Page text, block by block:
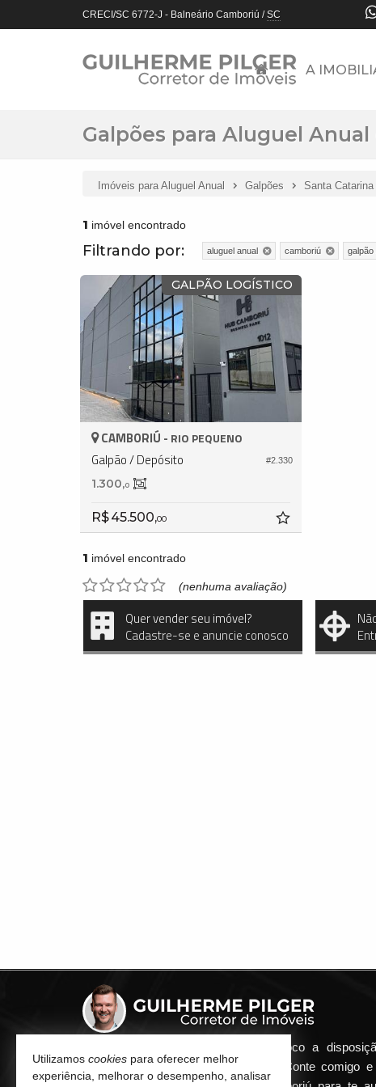
CRECI/SC 6772-J - Balneário Camboriú /SC
A
Galpões para Aluguel
Imóveis para Aluguel Anual Galpões Santa Catarina
1 imóvel encontrado
Filtrando por: aluguel anual camboriú galpão
GALPÃO LOGÍSTICO
#2.330
CAMBORIÚ - RIO PEQUENO
Galpão / Depósito
1.300,0
R$ 45.500,00
1 imóvel encontrado
(nenhuma avaliação)
Quer vender seu imóvel?
Cadastre-se e anuncie conosco
Qualquer dúvida que surgir me coloco a
atender de maneira ágil e eficiente. Conte comigo
Utilizamos cookies para oferecer melhor
experiência, melhorar o desempenho, analisar